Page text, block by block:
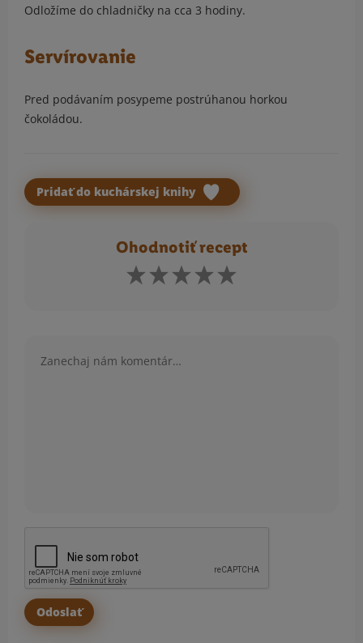
Odložíme do chladničky na cca 3 hodiny.
Servírovanie
Pred podávaním posypeme postrúhanou horkou
čokoládou.
Pridať do kuchárskej knihy
Ohodnotiť recept